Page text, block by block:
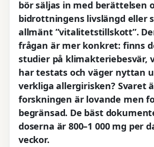
bör säljas in med berättelsen
bidrottningens livslängd eller
allmänt ”vitalitetstillskott”.
frågan är mer konkret: finns
studier på klimakteriebesvär,
har testats och väger nyttan
verkliga allergirisken? Svaret
forskningen är lovande men
begränsad. De bäst
doserna är 800–1 000 mg per
veckor.